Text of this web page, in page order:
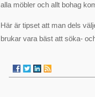
alla möbler och allt bohag
Här är tipset att man dels
brukar vara bäst att söka-